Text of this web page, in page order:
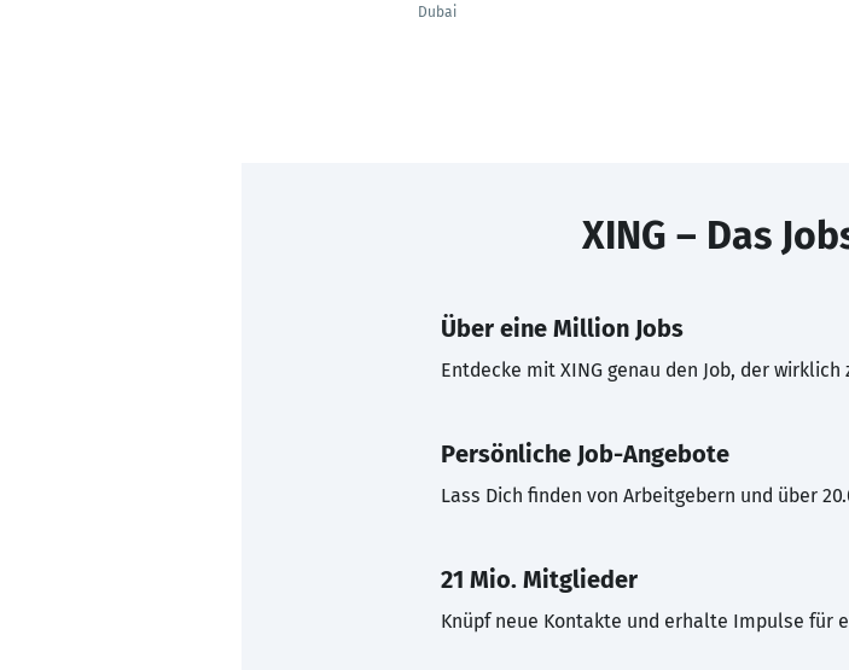
Dubai
XING – Das
Über eine Million Jobs
Entdecke mit XING genau den Job, der wirklich
Persönliche Job-Angebote
Lass Dich finden von Arbeitgebern und über
21 Mio. Mitglieder
Knüpf neue Kontakte und erhalte Impulse für